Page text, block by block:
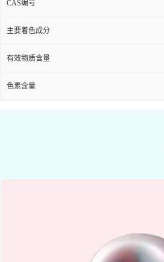
CAS编号
主要着色成分
有效物质含量
色素含量